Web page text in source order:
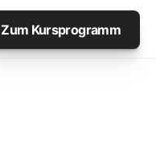
Zum Kursprogramm